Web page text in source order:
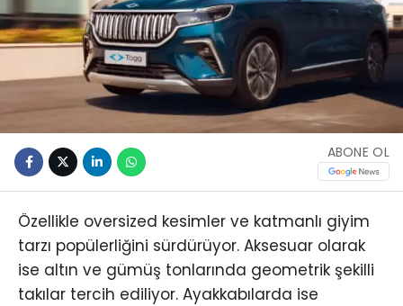
ABONE OL
Özellikle oversized kesimler ve katmanlı giyim
tarzı popülerliğini sürdürüyor. Aksesuar olarak
ise altın ve gümüş tonlarında geometrik şekilli
takılar tercih ediliyor. Ayakkabılarda ise